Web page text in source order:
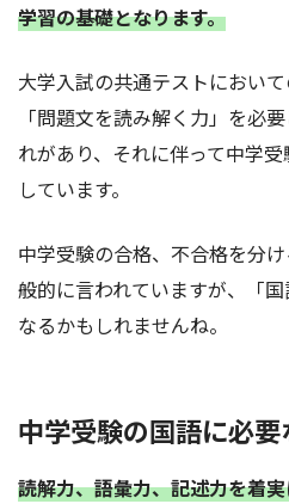
学習の基礎となります。
大学入試の共通テストにおい
「問題文を読み解く力」を必
れがあり、それに伴って中学
しています。
中学受験の合格、不合格を分
般的に言われていますが、「
なるかもしれませんね。
中学受験の国語に必要
読解力、語彙力、記述力を着